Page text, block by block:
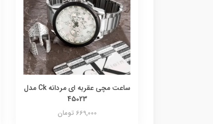
ساعت مچی عقربه ای مردانه Ck مدل
45023
669,000 تومان